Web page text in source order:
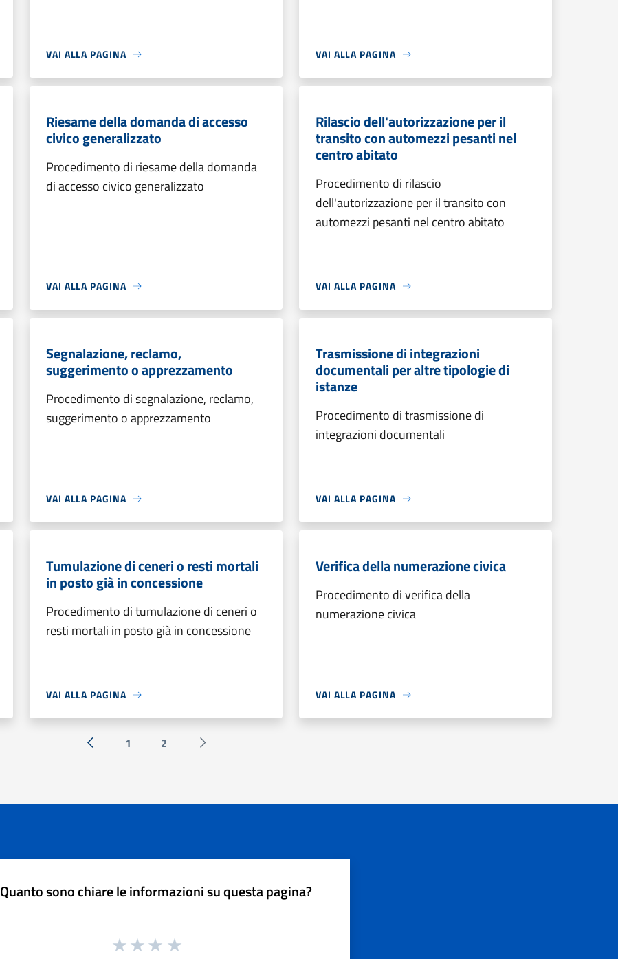
VAI ALLA PAGINA VAI ALLA PAGINA
Riesame della domanda di accesso
civico generalizzato
Procedimento di riesame della domanda
di accesso civico generalizzato
VAI ALLA PAGINA
Rilascio dell'autorizzazione per il
transito con automezzi pesanti nel
centro abitato
Procedimento di rilascio
dell'autorizzazione per il transito con
automezzi pesanti nel centro abitato
VAI ALLA PAGINA
Segnalazione, reclamo,
suggerimento o apprezzamento
Procedimento di segnalazione, reclamo,
suggerimento o apprezzamento
VAI ALLA PAGINA
Trasmissione di integrazioni
documentali per altre tipologie di
istanze
Procedimento di trasmissione di
integrazioni documentali
VAI ALLA PAGINA
Tumulazione di ceneri o resti mortali
in posto già in concessione
Procedimento di tumulazione di ceneri o
resti mortali in posto già in concessione
VAI ALLA PAGINA
Verifica della numerazione civica
Procedimento di verifica della
numerazione civica
VAI ALLA PAGINA
« Precedente
1 2
Successiva »
Quanto sono chiare le informazioni su questa pagina?